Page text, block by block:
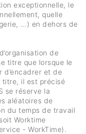
exceptionnelle, le
quelle
…) en dehors de
de
titre que lorsque le
et de
titre, il est précisé
se réserve la
aléatoires de
du temps de travail
Worktime
- WorkTime).